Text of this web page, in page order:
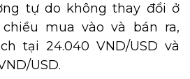
tự do không thay đổi ở
mua vào và bán ra,
tại 24.040 VND/USD và
USD.